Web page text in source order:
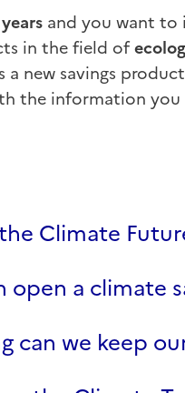
and you want to
in the field of
a new savings
the information
Climate
open a climate
can we keep